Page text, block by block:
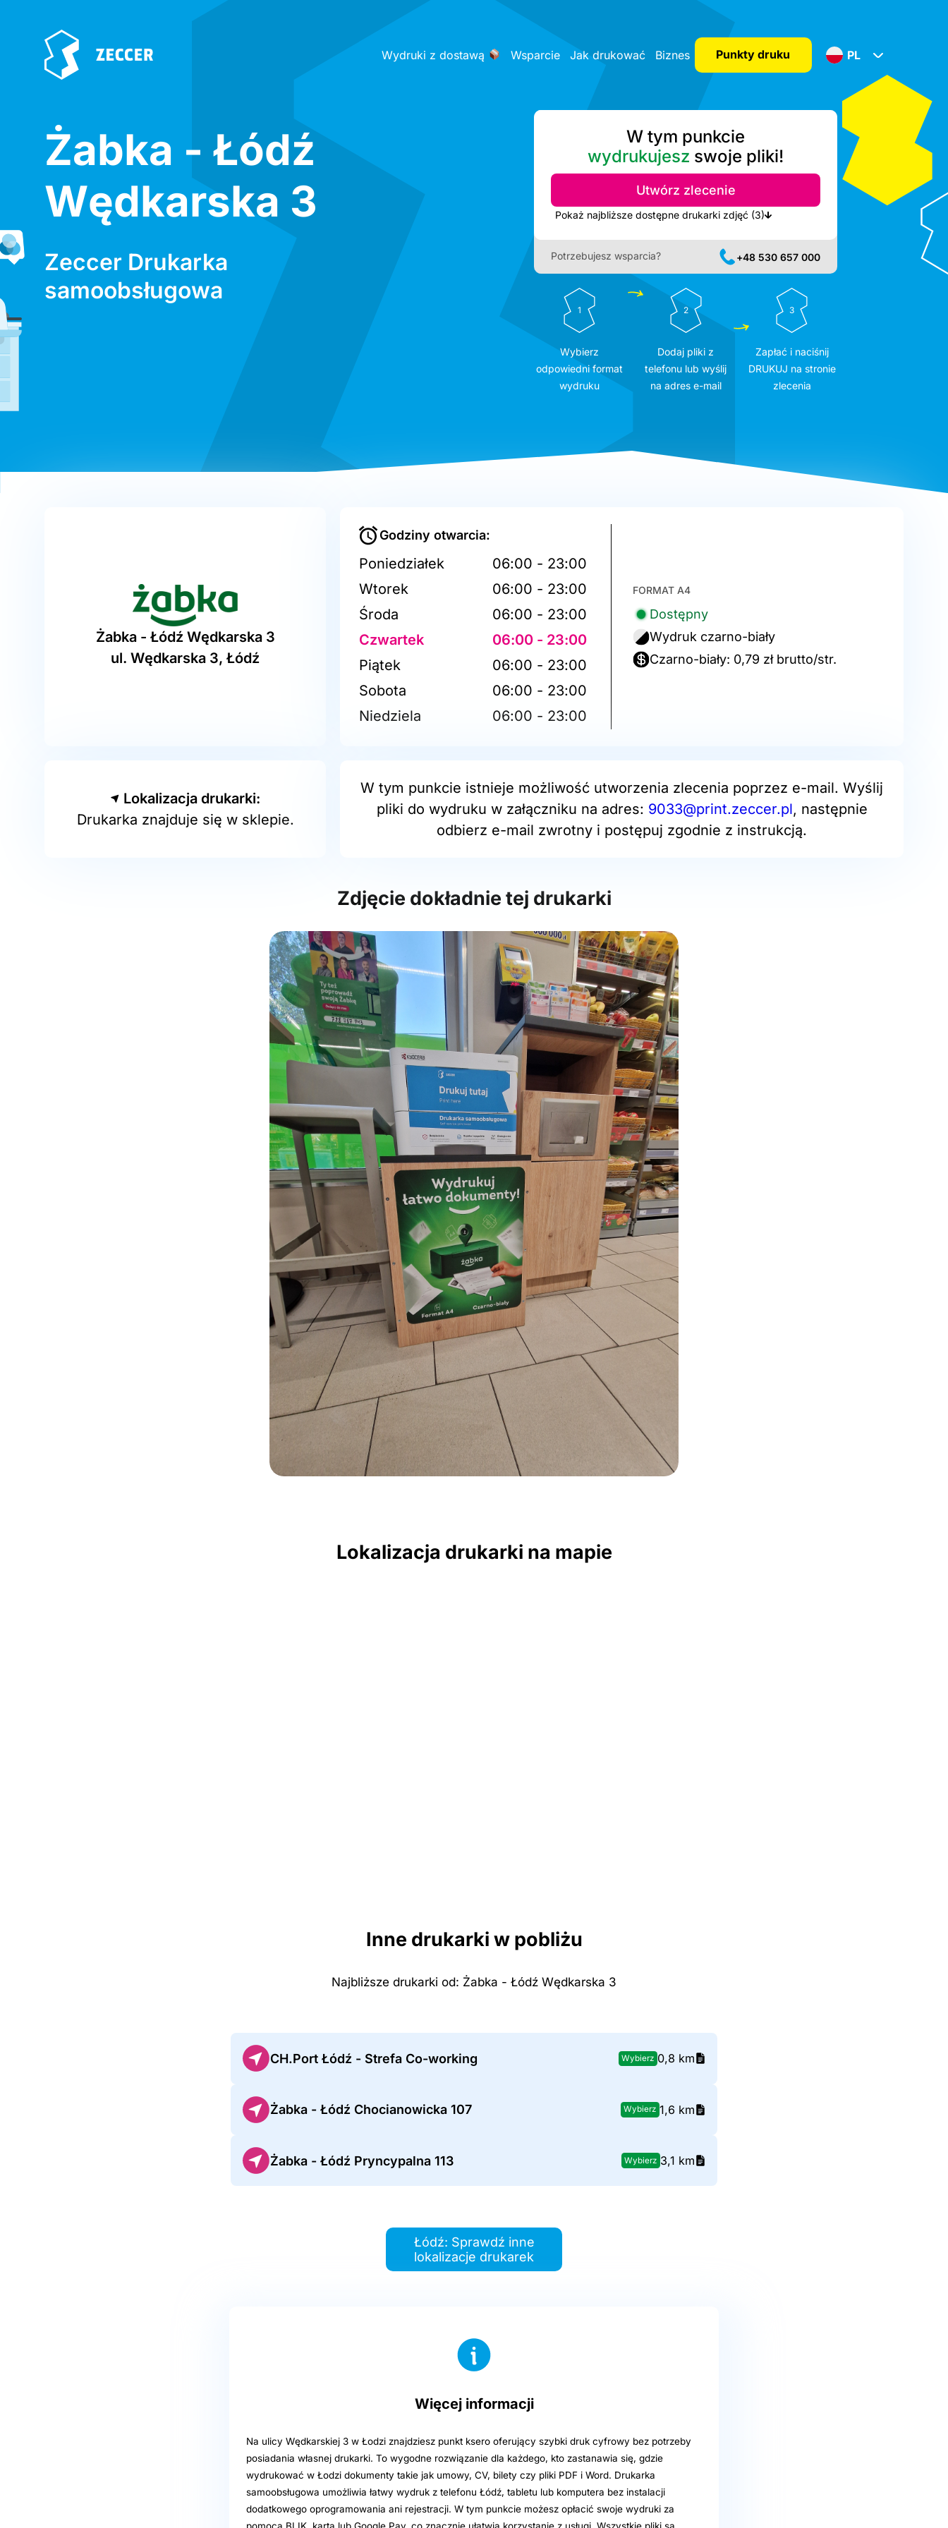
Wydruki z dostawą Wsparcie Jak drukować Biznes Punkty druku PL
Żabka - Łódź
Wędkarska 3
Zeccer Drukarka
samoobsługowa
W tym punkcie
wydrukujesz swoje pliki!
Utwórz zlecenie
Pokaż najbliższe dostępne drukarki zdjęć (3)
Potrzebujesz wsparcia? +48 530 657 000
1
Wybierz
odpowiedni format
wydruku
2
Dodaj pliki z
telefonu lub wyślij
na adres e-mail
3
Zapłać i naciśnij
DRUKUJ na stronie
zlecenia
Żabka - Łódź Wędkarska 3
ul. Wędkarska 3, Łódź
Godziny otwarcia:
Poniedziałek
06:00 - 23:00
Wtorek
06:00 - 23:00
Środa
06:00 - 23:00
Czwartek
06:00 - 23:00
Piątek
06:00 - 23:00
Sobota
06:00 - 23:00
Niedziela
06:00 - 23:00
FORMAT A4
Dostępny
Wydruk czarno-biały
Czarno-biały: 0,79 zł brutto/str.
Lokalizacja drukarki:
Drukarka znajduje się w sklepie.
W tym punkcie istnieje możliwość utworzenia zlecenia poprzez e-mail. Wyślij
pliki do wydruku w załączniku na adres: 9033@print.zeccer.pl, następnie
odbierz e-mail zwrotny i postępuj zgodnie z instrukcją.
Zdjęcie dokładnie tej drukarki
Lokalizacja drukarki na mapie
Inne drukarki w pobliżu
Najbliższe drukarki od: Żabka - Łódź Wędkarska 3
CH.Port Łódź - Strefa Co-working Wybierz 0,8 km
Żabka - Łódź Chocianowicka 107 Wybierz 1,6 km
Żabka - Łódź Pryncypalna 113 Wybierz 3,1 km
Łódź: Sprawdź inne
lokalizacje drukarek
Więcej informacji
Na ulicy Wędkarskiej 3 w Łodzi znajdziesz punkt ksero oferujący szybki druk cyfrowy bez potrzeby
posiadania własnej drukarki. To wygodne rozwiązanie dla każdego, kto zastanawia się, gdzie
wydrukować w Łodzi dokumenty takie jak umowy, CV, bilety czy pliki PDF i Word. Drukarka
samoobsługowa umożliwia łatwy wydruk z telefonu Łódź, tabletu lub komputera bez instalacji
dodatkowego oprogramowania ani rejestracji. W tym punkcie możesz opłacić swoje wydruki za